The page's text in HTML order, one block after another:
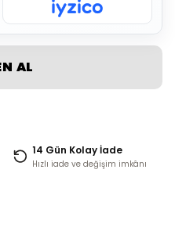
AL
14 Gün Kolay İade
Hızlı iade ve değişim imkânı